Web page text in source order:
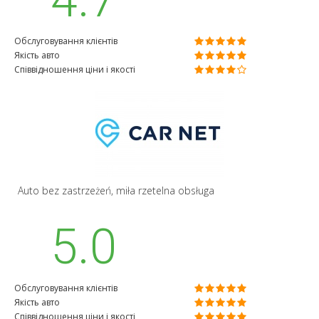
Обслуговування клієнтів
Якість авто
Співвідношення ціни і якості
Auto bez zastrzeżeń, miła rzetelna obsługa
5.0
Обслуговування клієнтів
Якість авто